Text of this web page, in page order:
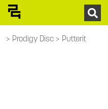
Prodigy Disc Putterit